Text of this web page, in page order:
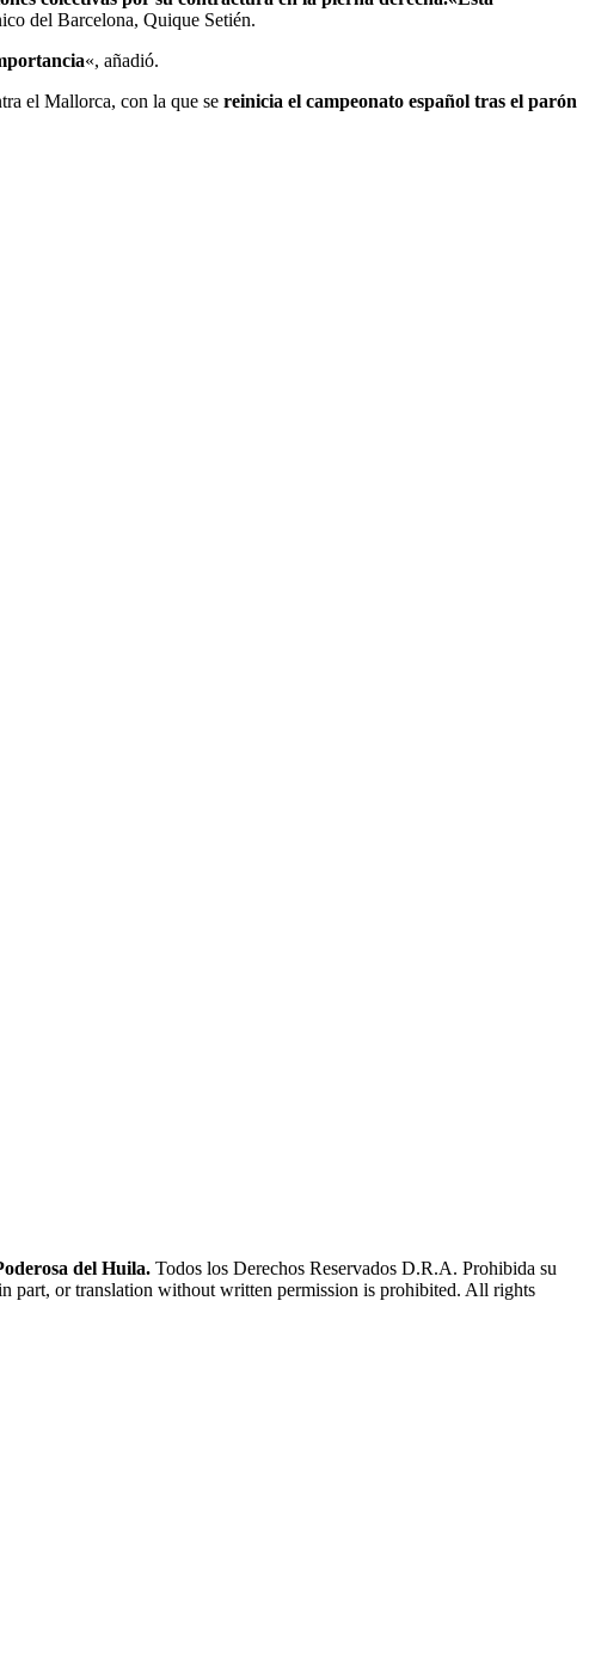
del Barcelona, Quique Setién.
«, añadió.
el Mallorca, con la que se reinicia el campeonato español tras el parón
del Huila. Todos los Derechos Reservados D.R.A. Prohibida su
part, or translation without written permission is prohibited. All rights